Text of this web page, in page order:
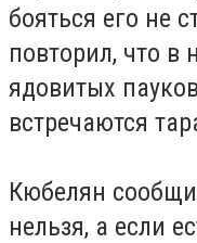
бояться его не
повторил, что в
ядовитых
встречаются
Кюбелян
нельзя, а если